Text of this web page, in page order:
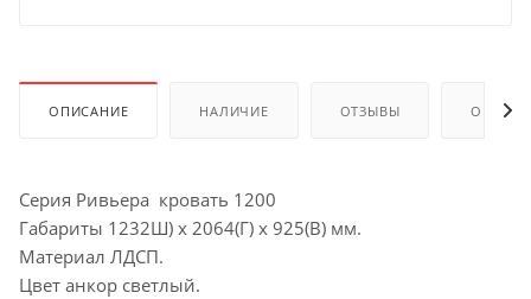
ОПИСАНИЕ НАЛИЧИЕ ОТЗЫВЫ ОПЛАТА
Серия Ривьера кровать 1200
Габариты 1232Ш) х 2064(Г) х 925(В) мм.
Материал ЛДСП.
Цвет анкор светлый.